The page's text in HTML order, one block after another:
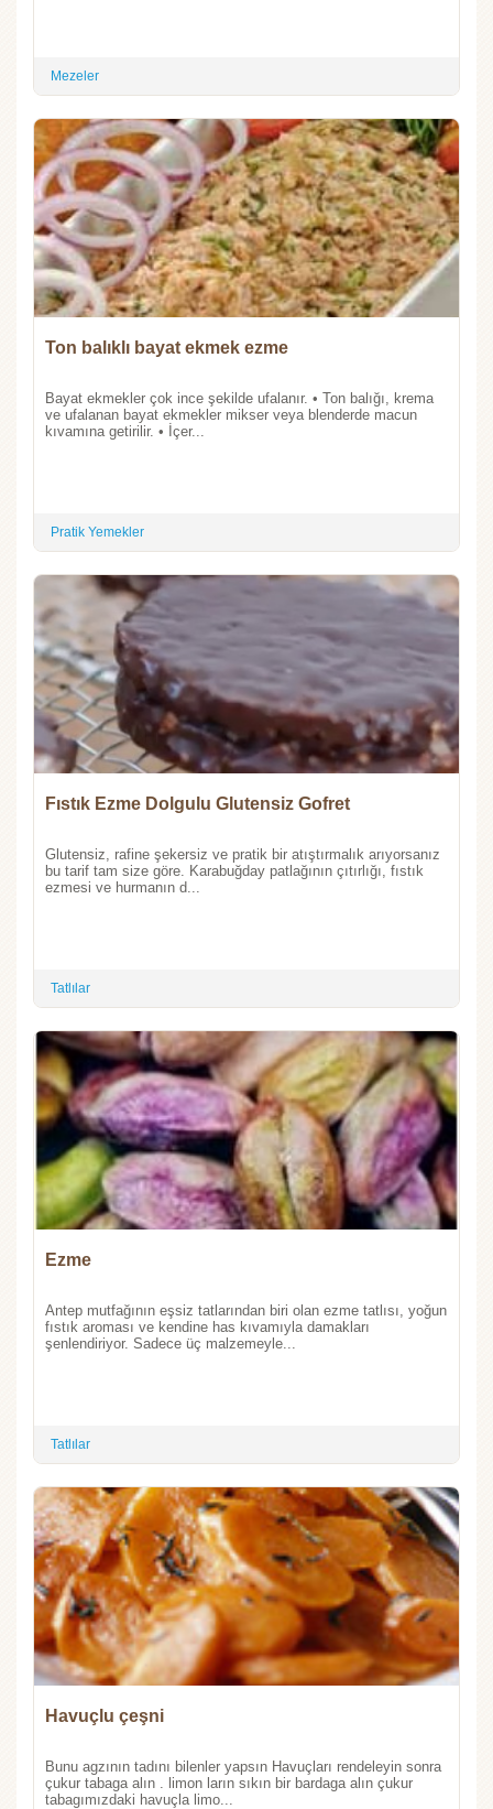
Mezeler
Ton balıklı bayat ekmek ezme
Bayat ekmekler çok ince şekilde ufalanır. • Ton balığı, krema
ve ufalanan bayat ekmekler mikser veya blenderde macun
kıvamına getirilir. • İçer...
Pratik Yemekler
Fıstık Ezme Dolgulu Glutensiz Gofret
Glutensiz, rafine şekersiz ve pratik bir atıştırmalık arıyorsanız
bu tarif tam size göre. Karabuğday patlağının çıtırlığı, fıstık
ezmesi ve hurmanın d...
Tatlılar
Ezme
Antep mutfağının eşsiz tatlarından biri olan ezme tatlısı, yoğun
fıstık aroması ve kendine has kıvamıyla damakları
şenlendiriyor. Sadece üç malzemeyle...
Tatlılar
Havuçlu çeşni
Bunu agzının tadını bilenler yapsın Havuçları rendeleyin sonra
çukur tabaga alın . limon ların sıkın bir bardaga alın çukur
tabagımızdaki havuçla limo...